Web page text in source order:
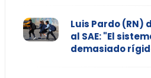
Luis Pardo (RN)
al SAE: "El
demasiado